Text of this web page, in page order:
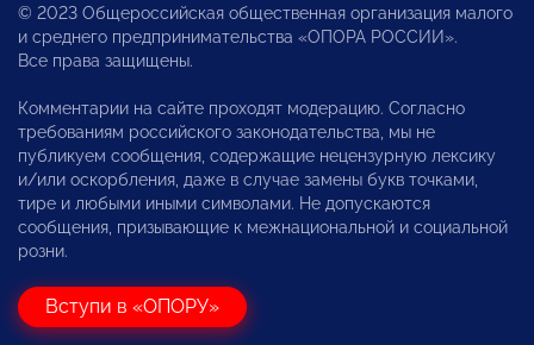
© 2023 Общероссийская общественная организация малого
и среднего предпринимательства «ОПОРА РОССИИ».
Все права защищены.
Комментарии на сайте проходят модерацию. Согласно
требованиям российского законодательства, мы не
публикуем сообщения, содержащие нецензурную лексику
и/или оскорбления, даже в случае замены букв точками,
тире и любыми иными символами. Не допускаются
сообщения, призывающие к межнациональной и социальной
розни.
Вступи в «ОПОРУ»